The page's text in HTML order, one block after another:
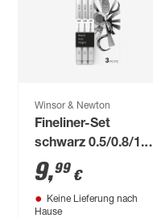
Winsor & Newton
Fineliner-Set
schwarz 0.5/0.8/1.0
mm
9,99 €
Keine Lieferung nach
Hause